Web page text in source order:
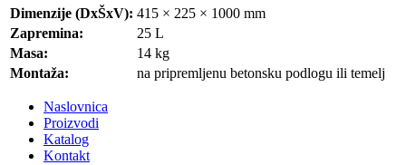
Dimenzije (DxŠxV): 415 × 225 × 1000 mm
Zapremina:
25 L
Masa:
14 kg
Montaža:
na pripremljenu betonsku podlogu ili temelj
Naslovnica
Proizvodi
Katalog
Kontakt